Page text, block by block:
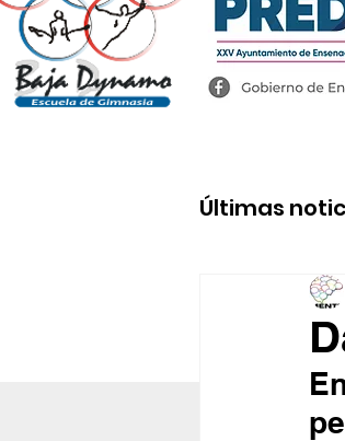
Últimas